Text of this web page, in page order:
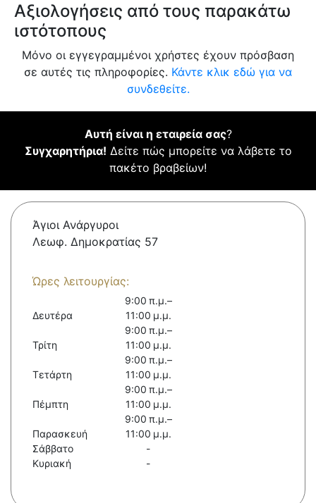
Αξιολογήσεις από τους παρακάτω
ιστότοπους
Μόνο οι εγγεγραμμένοι χρήστες έχουν πρόσβαση
σε αυτές τις πληροφορίες. Κάντε κλικ εδώ για να
συνδεθείτε.
Αυτή είναι η εταιρεία σας?
Συγχαρητήρια! Δείτε πώς μπορείτε να λάβετε το
πακέτο βραβείων!
Άγιοι Ανάργυροι
Λεωφ. Δημοκρατίας 57
Ώρες λειτουργίας:
Δευτέρα
9:00 π.μ.–
11:00 μ.μ.
Τρίτη
9:00 π.μ.–
11:00 μ.μ.
Τετάρτη
9:00 π.μ.–
11:00 μ.μ.
Πέμπτη
9:00 π.μ.–
11:00 μ.μ.
Παρασκευή
9:00 π.μ.–
11:00 μ.μ.
Σάββατο
-
Κυριακή
-